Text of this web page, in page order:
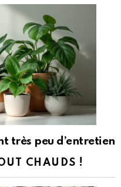
très peu d’entretien
CHAUDS !